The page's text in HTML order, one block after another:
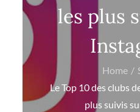
les plus
Home
Le Top 10 des clubs
plus suivis